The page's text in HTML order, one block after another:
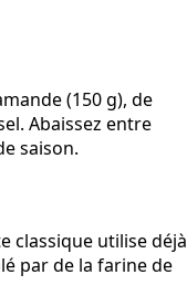
(150 g), de
Abaissez entre
saison.
classique utilise déjà
par de la farine de